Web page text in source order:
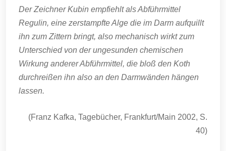
Der Zeichner Kubin empfiehlt als Abführmittel
Regulin, eine zerstampfte Alge die im Darm aufquillt
ihn zum Zittern bringt, also mechanisch wirkt zum
Unterschied von der ungesunden chemischen
Wirkung anderer Abführmittel, die bloß den Koth
durchreißen ihn also an den Darmwänden hängen
lassen.
(Franz Kafka, Tagebücher, Frankfurt/Main 2002, S.
40)